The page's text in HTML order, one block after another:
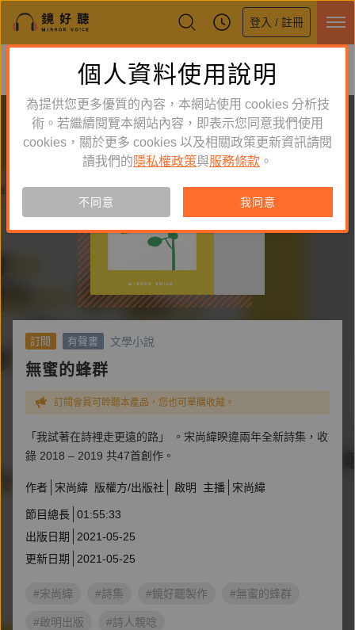
登入 / 註冊
鏡好聽全新APP上線
體驗全面升級，即刻下載
訂閱 有聲書 文學小說
無蜜的蜂群
訂閱會員可聆聽本產品，您也可單購收藏。
「我試著在詩裡走更遠的路」 。宋尚緯睽違兩年全新詩集，收
錄 2018 – 2019 共47首創作。
作者 宋尚緯 版權方/出版社 啟明 主播 宋尚緯
節目總長 01:55:33
出版日期
2021-05-25
更新日期
2021-05-25
#宋尚緯 #詩集 #鏡好聽製作 #無蜜的蜂群
#啟明出版 #詩人親唸
個人資料使用說明
為提供您更多優質的內容，本網站使用 cookies 分析技
術。若繼續閱覽本網站內容，即表示您同意我們使用
cookies，關於更多 cookies 以及相關政策更新資訊請閱
讀我們的 隱私權政策與服務條款 。
不同意 我同意